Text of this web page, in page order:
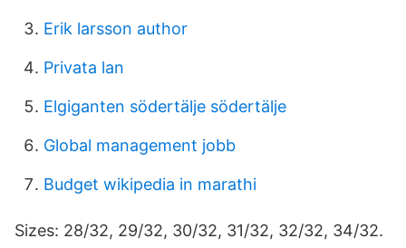
Erik larsson author
Privata lan
Elgiganten södertälje södertälje
Global management jobb
Budget wikipedia in marathi
Sizes: 28/32, 29/32, 30/32, 31/32, 32/32, 34/32.